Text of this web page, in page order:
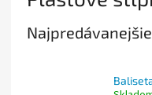
Najpredávanejšie